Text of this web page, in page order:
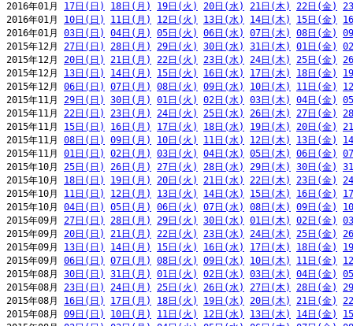
2016年01月 17日(日) 18日(月) 19日(火) 20日(水) 21日(木) 22日(金)
2016年01月 10日(日) 11日(月) 12日(火) 13日(水) 14日(木) 15日(金)
2016年01月 03日(日) 04日(月) 05日(火) 06日(水) 07日(木) 08日(金)
2015年12月 27日(日) 28日(月) 29日(火) 30日(水) 31日(木) 01日(金)
2015年12月 20日(日) 21日(月) 22日(火) 23日(水) 24日(木) 25日(金)
2015年12月 13日(日) 14日(月) 15日(火) 16日(水) 17日(木) 18日(金)
2015年12月 06日(日) 07日(月) 08日(火) 09日(水) 10日(木) 11日(金)
2015年11月 29日(日) 30日(月) 01日(火) 02日(水) 03日(木) 04日(金)
2015年11月 22日(日) 23日(月) 24日(火) 25日(水) 26日(木) 27日(金)
2015年11月 15日(日) 16日(月) 17日(火) 18日(水) 19日(木) 20日(金)
2015年11月 08日(日) 09日(月) 10日(火) 11日(水) 12日(木) 13日(金)
2015年11月 01日(日) 02日(月) 03日(火) 04日(水) 05日(木) 06日(金)
2015年10月 25日(日) 26日(月) 27日(火) 28日(水) 29日(木) 30日(金)
2015年10月 18日(日) 19日(月) 20日(火) 21日(水) 22日(木) 23日(金)
2015年10月 11日(日) 12日(月) 13日(火) 14日(水) 15日(木) 16日(金)
2015年10月 04日(日) 05日(月) 06日(火) 07日(水) 08日(木) 09日(金)
2015年09月 27日(日) 28日(月) 29日(火) 30日(水) 01日(木) 02日(金)
2015年09月 20日(日) 21日(月) 22日(火) 23日(水) 24日(木) 25日(金)
2015年09月 13日(日) 14日(月) 15日(火) 16日(水) 17日(木) 18日(金)
2015年09月 06日(日) 07日(月) 08日(火) 09日(水) 10日(木) 11日(金)
2015年08月 30日(日) 31日(月) 01日(火) 02日(水) 03日(木) 04日(金)
2015年08月 23日(日) 24日(月) 25日(火) 26日(水) 27日(木) 28日(金)
2015年08月 16日(日) 17日(月) 18日(火) 19日(水) 20日(木) 21日(金)
2015年08月 09日(日) 10日(月) 11日(火) 12日(水) 13日(木) 14日(金)